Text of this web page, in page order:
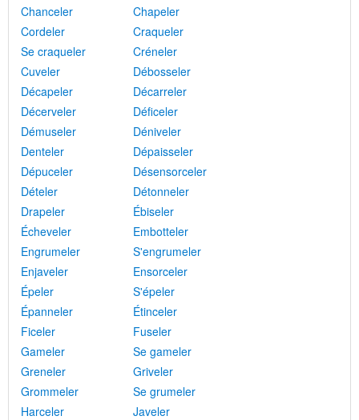
Chanceler
Chapeler
Cordeler
Craqueler
Se craqueler
Créneler
Cuveler
Débosseler
Décapeler
Décarreler
Décerveler
Déficeler
Démuseler
Déniveler
Denteler
Dépaisseler
Dépuceler
Désensorceler
Dételer
Détonneler
Drapeler
Ébiseler
Écheveler
Embotteler
Engrumeler
S'engrumeler
Enjaveler
Ensorceler
Épeler
S'épeler
Épanneler
Étinceler
Ficeler
Fuseler
Gameler
Se gameler
Greneler
Griveler
Grommeler
Se grumeler
Harceler
Javeler